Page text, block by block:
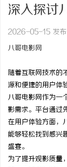
深入探讨
2026-05-15 发布
八哥电影网
随着互联网技术的
源和便捷的用户体
八哥电影网作为一
影需求。平台通过
在用户体验方面，
能够轻松找到感兴
盛宴。
为了提升观影质量